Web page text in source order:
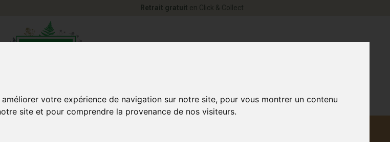
votre expérience de navigation sur notre site, pour vous montrer un contenu
site et pour comprendre la provenance de nos visiteurs.
Retrait gratuit en Click & Collect